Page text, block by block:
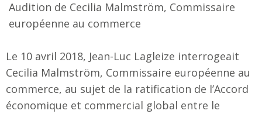
Audition de Cecilia Malmström, Commissaire
européenne au commerce
Le 10 avril 2018, Jean-Luc Lagleize interrogeait
Cecilia Malmström, Commissaire européenne au
commerce, au sujet de la ratification de l’Accord
économique et commercial global entre le